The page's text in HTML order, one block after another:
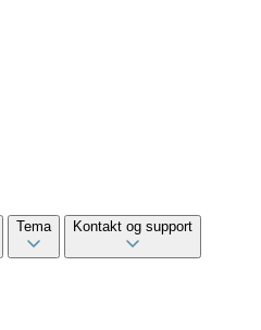
Tema Kontakt og support